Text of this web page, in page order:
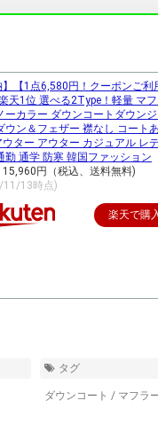
】【1点6,580円！クーポンご利
天1位 選べる2Type！軽量 マ
ーカラー ダウンコートダウン
ウン＆フェザー 襟なし コート
ター アウター カジュアル レ
勤 通学 防寒 韓国ファッション
15,960円（税込、送料無料)
11/13時点)
楽天で購
タグ
ダウンコート / マフラ